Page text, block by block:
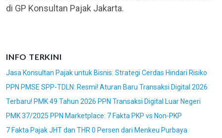
di GP Konsultan Pajak Jakarta.
INFO TERKINI
Jasa Konsultan Pajak untuk Bisnis: Strategi Cerdas Hindari Risiko
PPN PMSE SPP-TDLN: Resmi! Aturan Baru Transaksi Digital 2026
Terbaru! PMK 49 Tahun 2026 PPN Transaksi Digital Luar Negeri
PMK 37/2025 PPN Marketplace: 7 Fakta PKP vs Non-PKP
7 Fakta Pajak JHT dan THR 0 Persen dari Menkeu Purbaya